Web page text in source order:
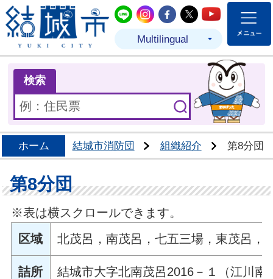
結城市公式LINE
結城市公式Instagram
結城市公式
結城市公式
結城市
Multilingual
検索
ホーム 結城市消防団 組織紹介 第8分団
第8分団
※表は横スクロールできます。
区域
北茂呂，南茂呂，七五三場，東茂呂，
詰所 結城市大字北南茂呂2016－１（江川南